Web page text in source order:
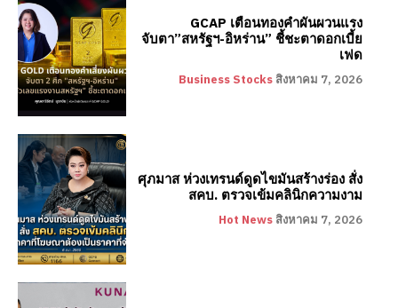
GCAP เตือนทองคำผันผวนแรง
จับตา”สหรัฐฯ-อิหร่าน” ชี้ชะตาดอกเบี้ย
เฟด
Business Stocks สิงหาคม 7, 2026
ศุภมาส ห่วงเทรนด์ดูดไขมันสร้างร่อง สั่ง
สคบ. ตรวจเข้มคลินิกความงาม
Hot News สิงหาคม 7, 2026